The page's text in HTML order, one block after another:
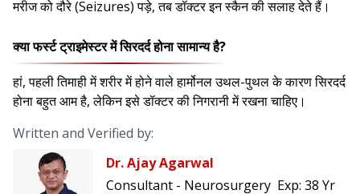
मरीज को दौरे (Seizures) पड़े, तब डॉक्टर इन स्कैन की सलाह देते हैं।
क्या फर्स्ट ट्राइमेस्टर में सिरदर्द होना सामान्य है?
हां, पहली तिमाही में शरीर में होने वाले हार्मोनल उथल-पुथल के कारण सिरदर्द
होना बहुत आम है, लेकिन इसे डॉक्टर की निगरानी में रखना चाहिए।
Written and Verified by:
Dr. Ajay Agarwal
Consultant - Neurosurgery Exp: 38 Yr